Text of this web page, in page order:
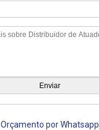
Orçamento por Whatsapp